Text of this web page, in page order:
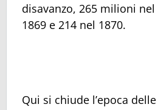
disavanzo, 265 milioni nel
1869 e 214 nel 1870.
Qui si chiude l’epoca